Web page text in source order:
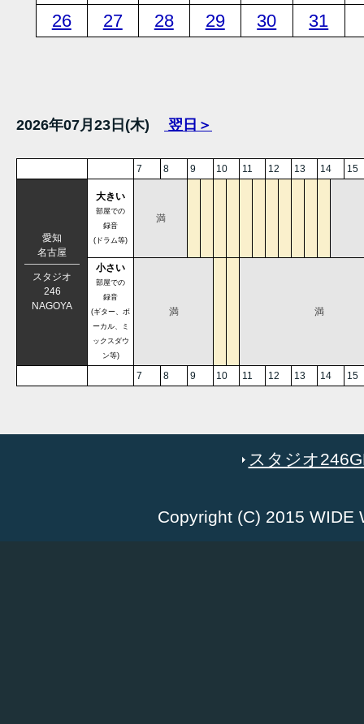
26
27 28 29 30 31
2026年07月23日(木) 翌日＞
7 8 9 10 11 12 13 14 15
愛知
名古屋
スタジオ
246
NAGOYA
大きい
部屋での
録音
(ドラム等)
満
小さい
部屋での
録音
(ギター、ボ
ーカル、ミ
ックスダウ
ン等)
満 満
7 8 9 10 11 12 13 14 15
スタジオ
Copyright (C) 2015 WIDE